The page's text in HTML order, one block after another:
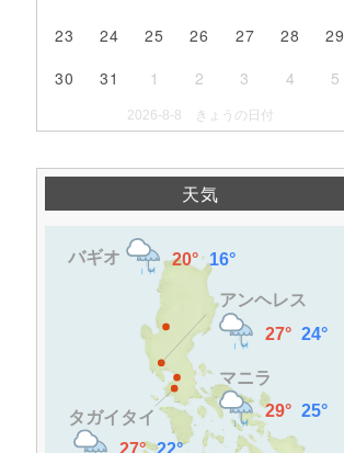
23
24 25 26 27 28
29
30
31 1 2 3 4 5
2026-8-8 きょうの日付
天気